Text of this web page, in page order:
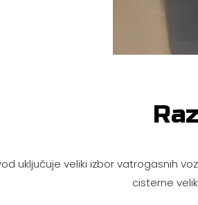
uključuje veliki izbor vatrogasnih
cisterne